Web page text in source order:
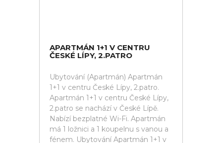
APARTMÁN 1+1 V CENTRU
ČESKÉ LÍPY, 2.PATRO
Ubytování (Apartmán) Apartmán
1+1 v centru České Lípy, 2.patro.
Apartmán 1+1 v centru České Lípy,
2.patro se nachází v České Lípě.
Nabízí bezplatné Wi-Fi. Apartmán
má 1 ložnici a 1 koupelnu s vanou a
fénem. Ubytování Apartmán 1+1 v